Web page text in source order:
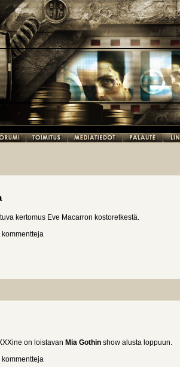
kertomus Eve Macarron kostoretkestä.
Ballerina
kommentteja
on loistavan Mia Gothin show alusta loppuun.
kommentteja